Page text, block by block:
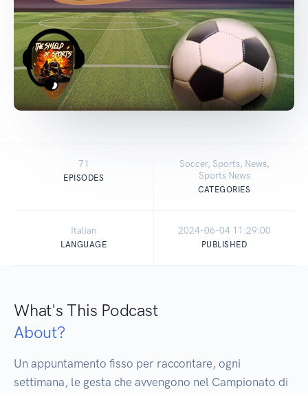
71
EPISODES
Soccer, Sports, News,
Sports News
CATEGORIES
Italian
LANGUAGE
2024-06-04 11:29:00
PUBLISHED
What's This Podcast
About?
Un appuntamento fisso per raccontare, ogni
settimana, le gesta che avvengono nel Campionato di